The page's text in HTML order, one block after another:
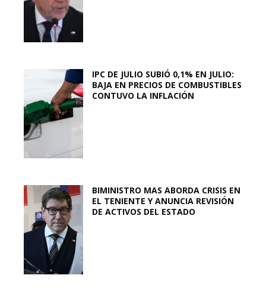
IPC DE JULIO SUBIÓ 0,1% EN JULIO:
BAJA EN PRECIOS DE COMBUSTIBLES
CONTUVO LA INFLACIÓN
BIMINISTRO MAS ABORDA CRISIS EN
EL TENIENTE Y ANUNCIA REVISIÓN
DE ACTIVOS DEL ESTADO